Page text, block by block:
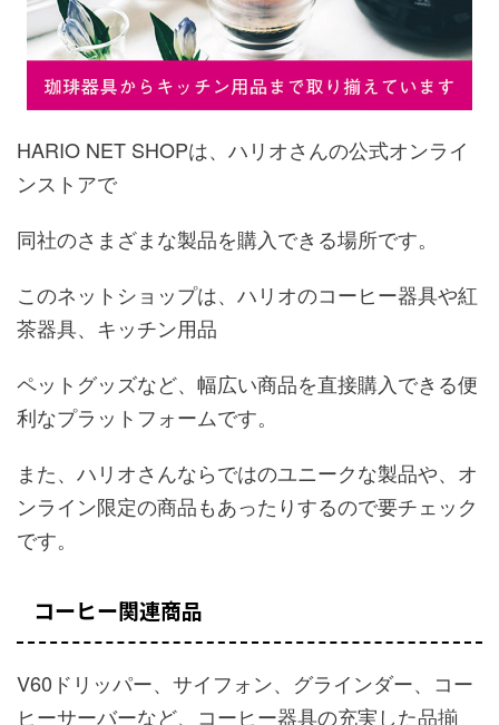
HARIO NET SHOPは、ハリオさんの公式オンライ
ンストアで
同社のさまざまな製品を購入できる場所です。
このネットショップは、ハリオのコーヒー器具や紅
茶器具、キッチン用品
ペットグッズなど、幅広い商品を直接購入できる便
利なプラットフォームです。
また、ハリオさんならではのユニークな製品や、オ
ンライン限定の商品もあったりするので要チェック
です。
コーヒー関連商品
V60ドリッパー、サイフォン、グラインダー、コー
ヒーサーバーなど、コーヒー器具の充実した品揃